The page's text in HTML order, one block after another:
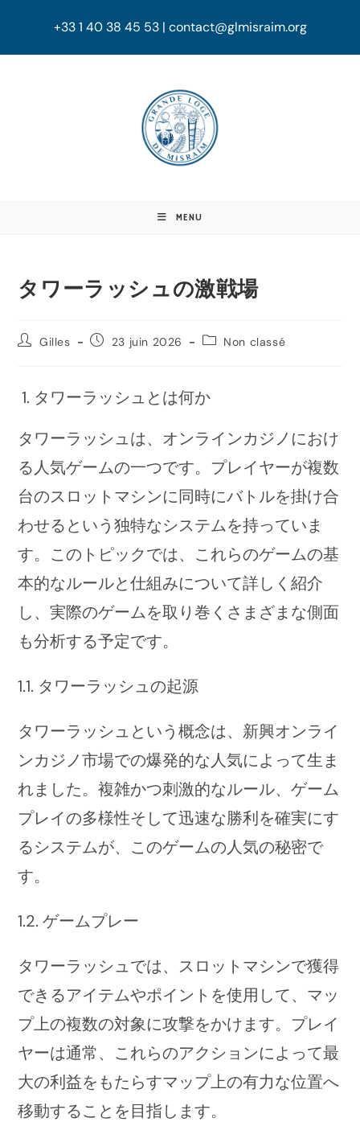
+33 1 40 38 45 53 | contact@glmisraim.org
MENU
タワーラッシュの激戦場
Gilles 23 juin 2026 Non classé
タワーラッシュとは何か
タワーラッシュは、オンラインカジノにおけ
る人気ゲームの一つです。プレイヤーが複数
台のスロットマシンに同時にバトルを掛け合
わせるという独特なシステムを持っていま
す。このトピックでは、これらのゲームの基
本的なルールと仕組みについて詳しく紹介
し、実際のゲームを取り巻くさまざまな側面
も分析する予定です。
1.1. タワーラッシュの起源
タワーラッシュという概念は、新興オンライ
ンカジノ市場での爆発的な人気によって生ま
れました。複雑かつ刺激的なルール、ゲーム
プレイの多様性そして迅速な勝利を確実にす
るシステムが、このゲームの人気の秘密で
す。
1.2. ゲームプレー
タワーラッシュでは、スロットマシンで獲得
できるアイテムやポイントを使用して、マッ
プ上の複数の対象に攻撃をかけます。プレイ
ヤーは通常、これらのアクションによって最
大の利益をもたらすマップ上の有力な位置へ
移動することを目指します。